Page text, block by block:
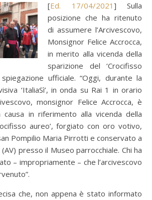
[ Ed. 17/04/2021 ] Sulla
posizione che ha ritenuto
di assumere l’Arcivescovo,
Monsignor Felice Accrocca,
in merito alla vicenda della
sparizione del ‘Crocifisso
ufficiale. “Oggi, durante la
‘ItaliaSì’, in onda su Rai 1 in orario
monsignor Felice Accrocca, è
in riferimento alla vicenda della
aureo’, forgiato con oro votivo,
Pompilio Maria Pirrotti e conservato a
presso il Museo parrocchiale. Chi ha
– impropriamente – che l’arcivescovo
che, non appena è stato informato